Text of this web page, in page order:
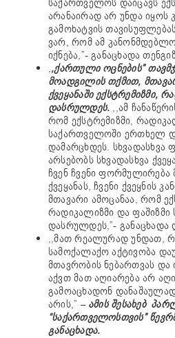
არანაირად არ უნდა იყოს
გამოხატვის
ვარ, რომ ამ
იქნება,”- განაცხადა
,,ქართული ოცნების”
მოადგილის თქმით,
ქვეყანაში ექსტრემიზმი,
დასრულდეს. ,,ამ
რომ ექსტრემიზმი,
საქართველოში ერთხელ
დამარცხდეს. სხვადასხვა
არსებობს სხვადასხვა
ჩვენ ჩვენი ფორმულირება
ქვეყანას, ჩვენი ქვეყნის
მთავარი ამოცანაა, რომ
რადიკალიზმი და
დასრულდეს,”- განაცხადა
,,მათ რეალურად უნდათ,
სამოქალაქო აქტივობა
მთავრობის ნებართვას და
აქვთ მათ აღიარება არ
გამოაცხადონ
არის,” – ამის შესახებ
“საქართველოსთვის”
განაცხადა.